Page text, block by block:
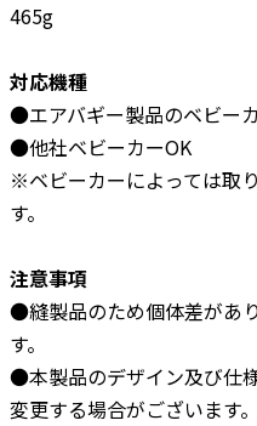
465g
対応機種
●エアバギー製品のベビー
●他社ベビーカーOK
※ベビーカーによっては取
す。
注意事項
●縫製品のため個体差があ
す。
●本製品のデザイン及び仕
変更する場合がございます